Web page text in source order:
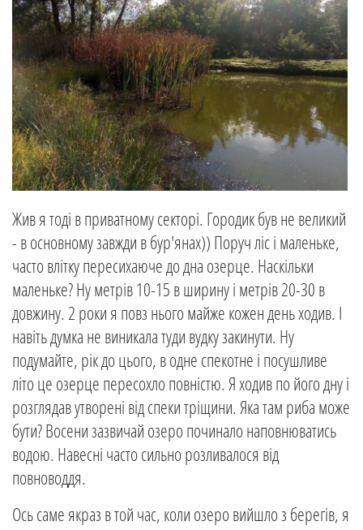
Жив я тоді в приватному секторі. Городик був не великий
- в основному завжди в бур'янах)) Поруч ліс і маленьке,
часто влітку пересихаюче до дна озерце. Наскільки
маленьке? Ну метрів 10-15 в ширину і метрів 20-30 в
довжину. 2 роки я повз нього майже кожен день ходив. І
навіть думка не виникала туди вудку закинути. Ну
подумайте, рік до цього, в одне спекотне і посушливе
літо це озерце пересохло повністю. Я ходив по його дну і
розглядав утворені від спеки тріщини. Яка там риба може
бути? Восени зазвичай озеро починало наповнюватись
водою. Навесні часто сильно розливалося від
повноводдя.
Ось саме якраз в той час, коли озеро вийшло з берегів, я